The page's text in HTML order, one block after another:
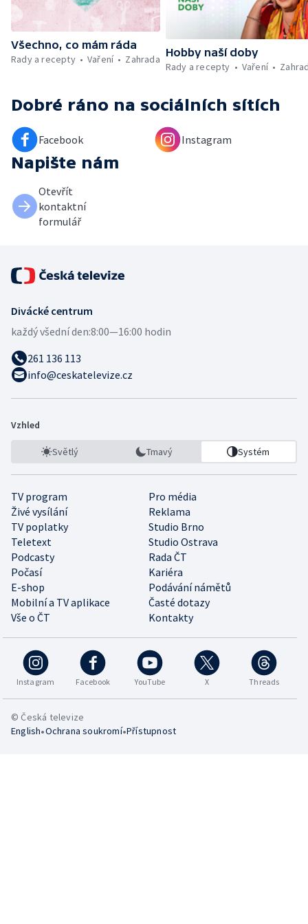
Všechno, co mám ráda
Rady a recepty
Vaření Zahrada
Hobby naší doby
Rady a recepty
Vaření
Dobré ráno na sociálních sítích
Facebook Instagram
Napište nám
Otevřít
kontaktní
formulář
Divácké centrum
každý všední den:8:00—16:00 hodin
261 136 113
info@ceskatelevize.cz
Vzhled
Světlý Tmavý Systém
TV program
Pro média
Živé vysílání
Reklama
TV poplatky
Studio Brno
Teletext
Studio Ostrava
Podcasty
Rada ČT
Počasí
Kariéra
E-shop
Podávání námětů
Mobilní a TV aplikace
Časté dotazy
Vše o ČT
Kontakty
Instagram Facebook YouTube X Threads
© Česká televize
English•Ochrana soukromí•Přístupnost